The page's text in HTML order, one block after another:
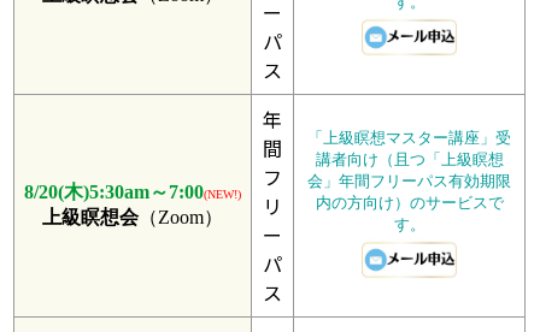
ー
パ
ス
8/20(木)5:30am～7:00(NEW!)
上級瞑想会（Zoom）
年
間
フ
リ
ー
パ
ス
「上級瞑想マスター講座」受
講者向け（且つ「上級瞑想
会」年間フリーパス有効期限
内の方向け）のサービスで
す。